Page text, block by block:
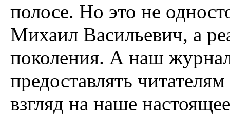
полосе. Но это не
Михаил Васильевич, а
поколения. А наш
предоставлять
взгляд на наше